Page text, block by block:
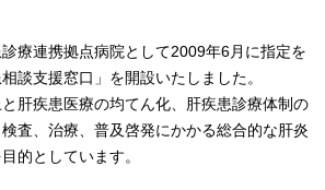
療連携拠点病院として2009年6月に指定を
談支援窓口」を開設いたしました。
肝疾患医療の均てん化、肝疾患診療体制の
査、治療、普及啓発にかかる総合的な肝炎
的としています。